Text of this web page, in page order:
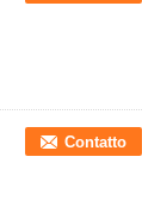
Contatto